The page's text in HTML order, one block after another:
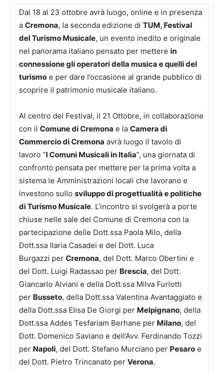
Dal 18 al 23 ottobre avrà luogo, online e in presenza
a Cremona, la seconda edizione di TUM, Festival
del Turismo Musicale, un evento inedito e originale
nel panorama italiano pensato per mettere in
connessione gli operatori della musica e quelli del
turismo e per dare l’occasione al grande pubblico di
scoprire il patrimonio musicale italiano.
Al centro del Festival, il 21 Ottobre, in collaborazione
con il Comune di Cremona e la Camera di
Commercio di Cremona avrà luogo il tavolo di
lavoro “I Comuni Musicali in Italia”, una giornata di
confronto pensata per mettere per la prima volta a
sistema le Amministrazioni locali che lavorano e
investono sullo sviluppo di progettualità e politiche
di Turismo Musicale. L’incontro si svolgerà a porte
chiuse nelle sale del Comune di Cremona con la
partecipazione delle Dott.ssa Paola Milo, della
Dott.ssa Ilaria Casadei e del Dott. Luca
Burgazzi per Cremona, del Dott. Marco Obertini e
del Dott. Luigi Radassao per Brescia, del Dott.
Giancarlo Alviani e della Dott.ssa Milva Furlotti
per Busseto, della Dott.ssa Valentina Avantaggiato e
della Dott.ssa Elisa De Giorgi per Melpignano, della
Dott.ssa Addes Tesfariam Berhane per Milano, del
Dott. Domenico Saviano e dell’Avv. Ferdinando Tozzi
per Napoli, del Dott. Stefano Murciano per Pesaro e
del Dott. Pietro Trincanato per Verona.